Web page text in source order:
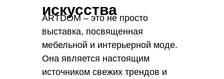
искусства
ARTDOM – это не просто
выставка, посвященная
мебельной и интерьерной моде.
Она является настоящим
источником свежих трендов и